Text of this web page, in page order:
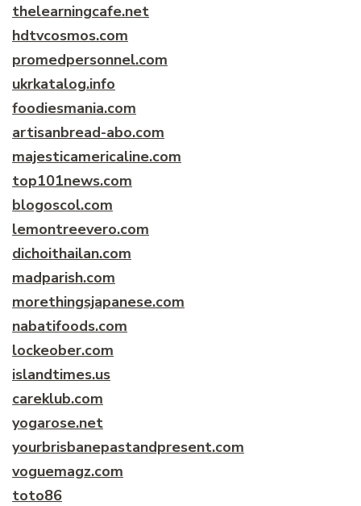
thelearningcafe.net
hdtvcosmos.com
promedpersonnel.com
ukrkatalog.info
foodiesmania.com
artisanbread-abo.com
majesticamericaline.com
top101news.com
blogoscol.com
lemontreevero.com
dichoithailan.com
madparish.com
morethingsjapanese.com
nabatifoods.com
lockeober.com
islandtimes.us
careklub.com
yogarose.net
yourbrisbanepastandpresent.com
voguemagz.com
toto86